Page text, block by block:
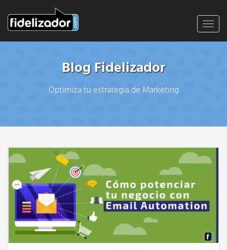
Blog Fidelizador
Optimiza tu estrategia de Marketing